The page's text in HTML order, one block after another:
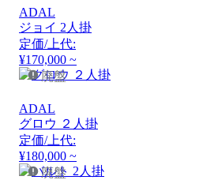
ADAL
ジョイ 2人掛
定価/上代:
¥170,000 ~
廃盤
ADAL
グロウ ２人掛
定価/上代:
¥180,000 ~
廃盤